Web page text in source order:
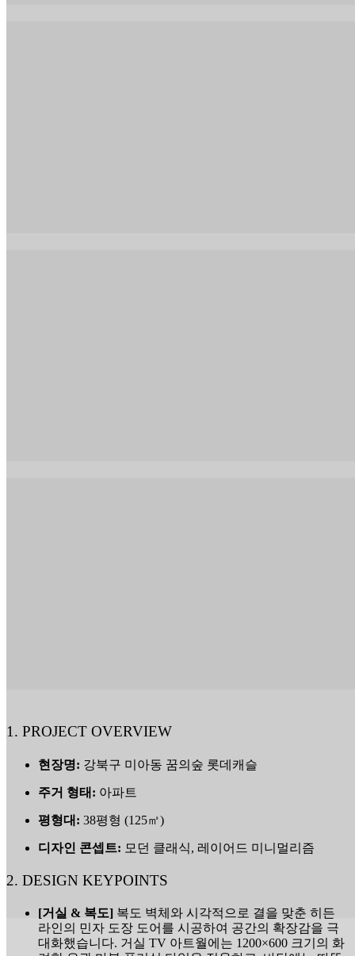
1. PROJECT OVERVIEW
현장명: 강북구 미아동 꿈의숲 롯데캐슬
주거 형태: 아파트
평형대: 38평형 (125㎡)
디자인 콘셉트: 모던 클래식, 레이어드 미니멀리즘
2. DESIGN KEYPOINTS
[거실 & 복도] 복도 벽체와 시각적으로 결을 맞춘 히든
라인의 민자 도장 도어를 시공하여 공간의 확장감을 극
대화했습니다. 거실 TV 아트월에는 1200×600 크기의 화